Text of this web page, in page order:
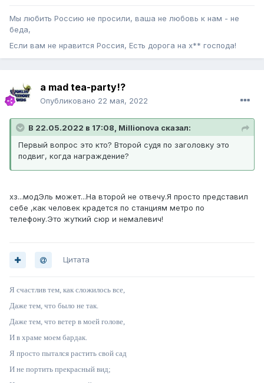
Мы любить Россию не просили, ваша не любовь к нам - не
беда,
Если вам не нравится Россия, Есть дорога на х** господа!
a mad tea-party!?
Опубликовано 22 мая, 2022
В 22.05.2022 в 17:08, Millionova сказал:
Первый вопрос это кто? Второй судя по заголовку это
подвиг, когда награждение?
хз...модЭль может...На второй не отвечу.Я просто представил
себе ,как человек крадется по станциям метро по
телефону.Это жуткий сюр и немалевич!
Цитата
Я счастлив тем, как сложилось все,
Даже тем, что было не так.
Даже тем, что ветер в моей голове,
И в храме моем бардак.
Я просто пытался растить свой сад
И не портить прекрасный вид;